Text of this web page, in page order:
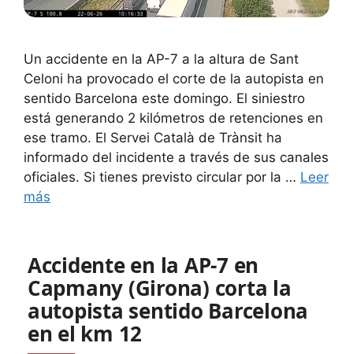
Un accidente en la AP-7 a la altura de Sant
Celoni ha provocado el corte de la autopista en
sentido Barcelona este domingo. El siniestro
está generando 2 kilómetros de retenciones en
ese tramo. El Servei Català de Trànsit ha
informado del incidente a través de sus canales
oficiales. Si tienes previsto circular por la … Leer
más
Accidente en la AP-7 en
Capmany (Girona) corta la
autopista sentido Barcelona
en el km 12